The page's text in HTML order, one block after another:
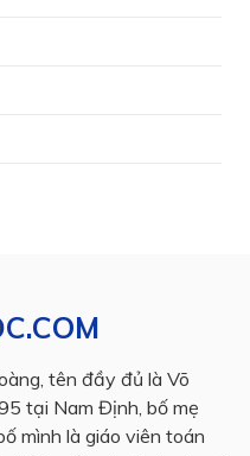
tên đầy đủ là Võ
tại Nam Định, bố mẹ
mình là giáo viên toán